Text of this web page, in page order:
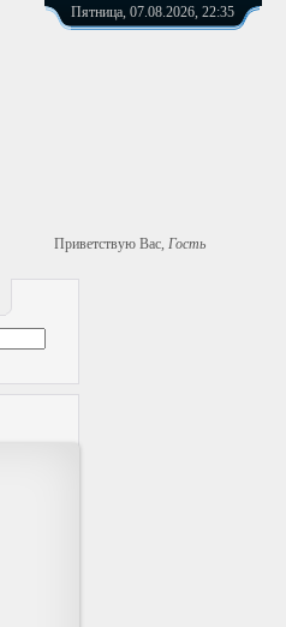
Пятница, 07.08.2026, 22:35
Приветствую Вас, Гость